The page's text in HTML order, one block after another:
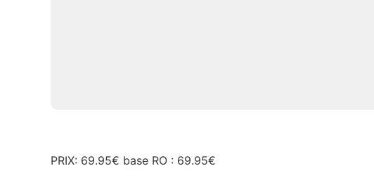
PRIX: 69.95€ base RO : 69.95€